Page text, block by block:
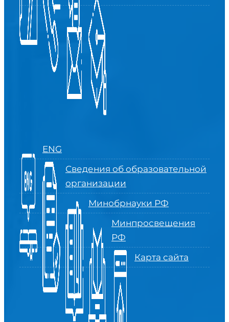
ENG
Сведения об образовательной
организации
Минобрнауки РФ
Минпросвещения
РФ
Карта сайта